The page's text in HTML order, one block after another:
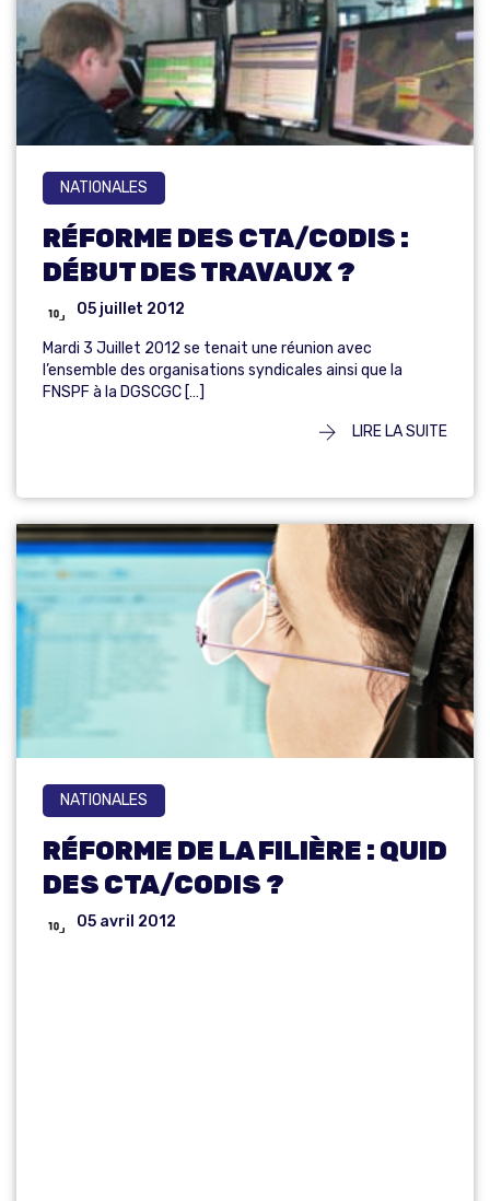
NATIONALES
RÉFORME DES CTA/CODIS :
DÉBUT DES TRAVAUX ?
05 juillet 2012
Mardi 3 Juillet 2012 se tenait une réunion avec
l’ensemble des organisations syndicales ainsi que la
FNSPF à la DGSCGC […]
LIRE LA SUITE
NATIONALES
RÉFORME DE LA FILIÈRE : QUID
DES CTA/CODIS ?
05 avril 2012